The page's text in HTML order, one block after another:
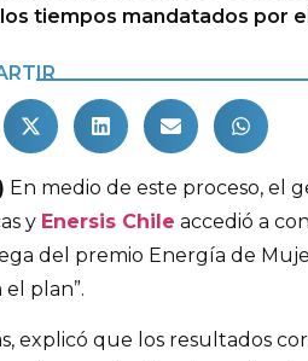
tiempos mandatados por
En medio de este proceso, el
y Enersis Chile accedió a
del premio Energía de
el plan”.
explicó que los resultados